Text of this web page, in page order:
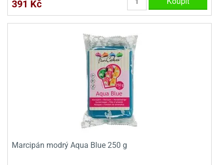
391 Kč
Marcipán modrý Aqua Blue 250 g